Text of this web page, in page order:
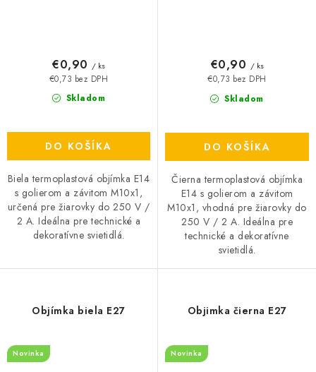
Skladom
€0,73 bez DPH
€0,90 / ks
DO KOŠÍKA
Biela termoplastová objímka E14
s golierom a závitom M10x1,
určená pre žiarovky do 250 V /
2 A. Ideálna pre technické a
dekoratívne svietidlá.
Skladom
€0,73 bez DPH
€0,90 / ks
DO KOŠÍKA
Čierna termoplastová objímka
E14 s golierom a závitom
M10x1, vhodná pre žiarovky do
250 V / 2 A. Ideálna pre
technické a dekoratívne
svietidlá.
Objímka biela E27
Novinka
Objimka čierna E27
Novinka